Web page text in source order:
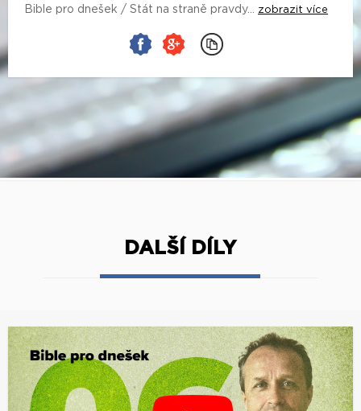
Bible pro dnešek / Stát na straně pravdy... zobrazit více
DALŠÍ DÍLY